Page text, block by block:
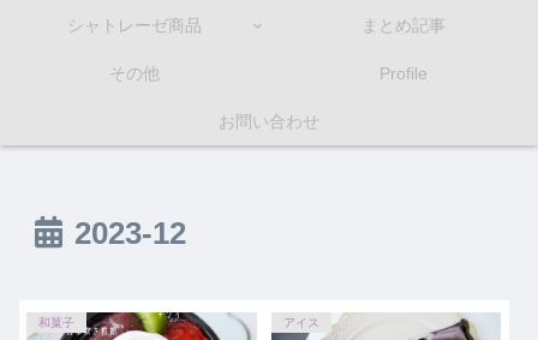
シャトレーゼ商品 まとめ記事
その他 Profile
お問い合わせ
2023-12
和菓子 アイス